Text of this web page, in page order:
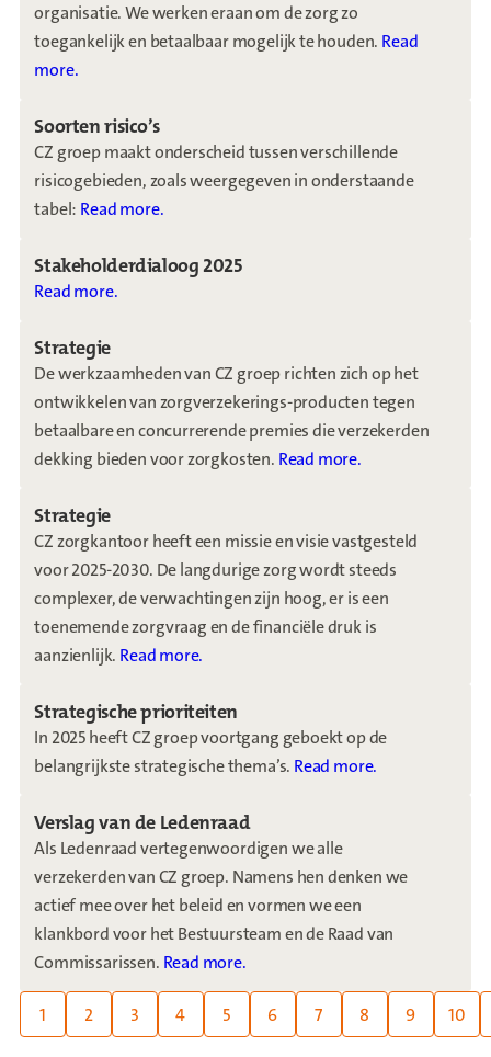
organisatie. We werken eraan om de zorg zo
toegankelijk en betaalbaar mogelijk te houden. Read
more.
Soorten risico’s
CZ groep maakt onderscheid tussen verschillende
risicogebieden, zoals weergegeven in onderstaande
tabel: Read more.
Stakeholderdialoog 2025
Read more.
Strategie
De werkzaamheden van CZ groep richten zich op het
ontwikkelen van zorgverzekerings-producten tegen
betaalbare en concurrerende premies die verzekerden
dekking bieden voor zorgkosten. Read more.
Strategie
CZ zorgkantoor heeft een missie en visie vastgesteld
voor 2025-2030. De langdurige zorg wordt steeds
complexer, de verwachtingen zijn hoog, er is een
toenemende zorgvraag en de financiële druk is
aanzienlijk. Read more.
Strategische prioriteiten
In 2025 heeft CZ groep voortgang geboekt op de
belangrijkste strategische thema’s. Read more.
Verslag van de Ledenraad
Als Ledenraad vertegenwoordigen we alle
verzekerden van CZ groep. Namens hen denken we
actief mee over het beleid en vormen we een
klankbord voor het Bestuursteam en de Raad van
Commissarissen. Read more.
Page:
1 2 3 4 5 6 7 8 9 10